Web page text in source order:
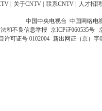
关于CNTV 联系CNTV 人才招聘
中国中央电视台 中国网络电
和不良信息举报 京ICP证060535号
许可证号 0102004 新出网证（京）